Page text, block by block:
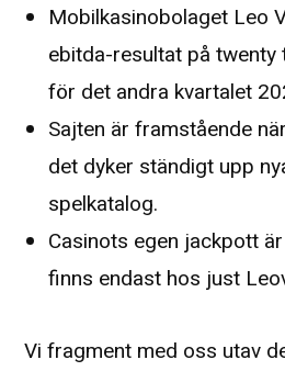
Mobilkasinobolaget Leo
ebitda-resultat på twenty
för det andra kvartalet
Sajten är framstående
det dyker ständigt upp
spelkatalog.
Casinots egen jackpott
finns endast hos just
Vi fragment med oss utav